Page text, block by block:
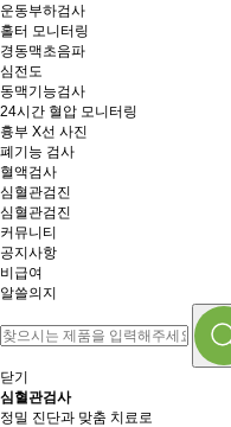
운동부하검사
홀터 모니터링
경동맥초음파
심전도
동맥기능검사
24시간 혈압 모니터링
흉부 X선 사진
폐기능 검사
혈액검사
심혈관검진
심혈관검진
커뮤니티
공지사항
비급여
알쓸의지
닫기
심혈관검사
정밀 진단과 맞춤 치료로